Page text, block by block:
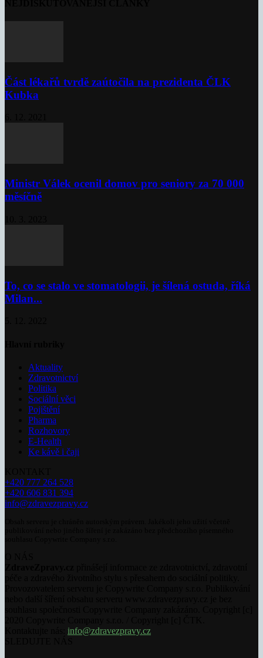
Část lékařů tvrdě zaútočila na prezidenta ČLK
Kubka
Ministr Válek ocenil domov pro seniory za 70 000
měsíčně
To, co se stalo ve stomatologii, je šílená ostuda, říká
Milan...
Aktuality
Zdravotnictví
Politika
Sociální věci
Pojištění
Pharma
Rozhovory
E-Health
Ke kávě i čaji
+420 777 264 528
+420 606 831 394
info@zdravezpravy.cz
info@zdravezpravy.cz